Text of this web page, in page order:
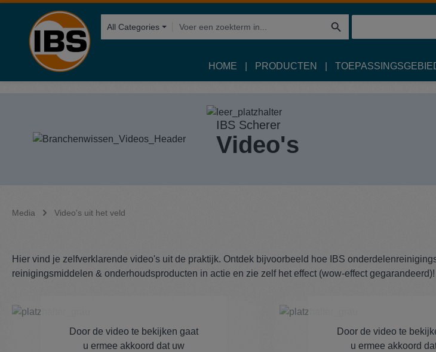
Ga naar de hoofdnavigatie
All Categories
HOME PRODUCTEN
IBS Scherer
Video's
Media Video's uit het veld
Hier vind je zelfverklarende video's uit de praktijk. Ontdek bijvoorbeeld hoe IBS
reinigingsmiddelen & onderhoudsproducten in actie en zie zelf het effect (wow-effect gegarandeerd)!
Door de video te bekijken gaat
u ermee akkoord dat uw
Door de video te
u ermee akkoord